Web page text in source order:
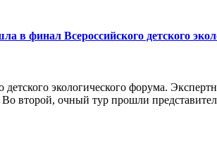
в финал Всероссийского детского
экологического форума.
второй, очный тур прошли